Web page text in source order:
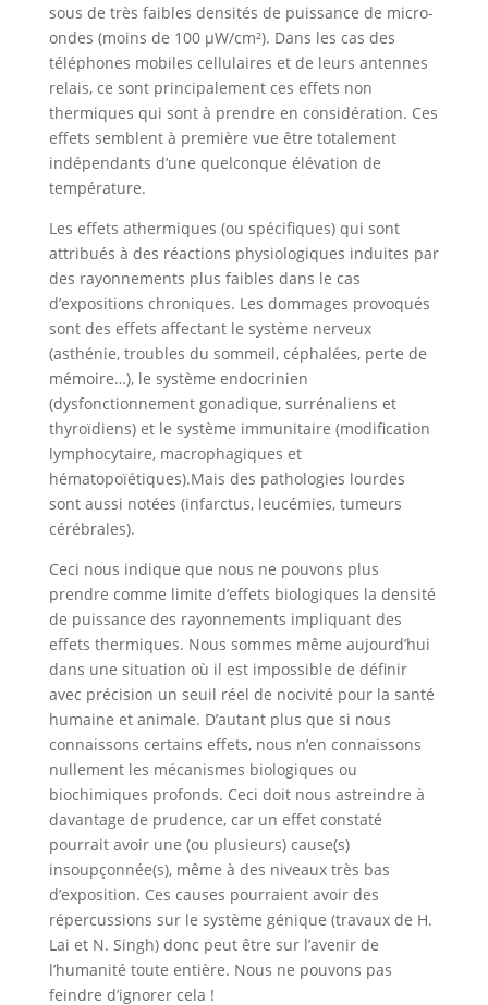
sous de très faibles densités de puissance de micro-
ondes (moins de 100 µW/cm²). Dans les cas des
téléphones mobiles cellulaires et de leurs antennes
relais, ce sont principalement ces effets non
thermiques qui sont à prendre en considération. Ces
effets semblent à première vue être totalement
indépendants d’une quelconque élévation de
température.
Les effets athermiques (ou spécifiques) qui sont
attribués à des réactions physiologiques induites par
des rayonnements plus faibles dans le cas
d’expositions chroniques. Les dommages provoqués
sont des effets affectant le système nerveux
(asthénie, troubles du sommeil, céphalées, perte de
mémoire…), le système endocrinien
(dysfonctionnement gonadique, surrénaliens et
thyroïdiens) et le système immunitaire (modification
lymphocytaire, macrophagiques et
hématopoïétiques).Mais des pathologies lourdes
sont aussi notées (infarctus, leucémies, tumeurs
cérébrales).
Ceci nous indique que nous ne pouvons plus
prendre comme limite d’effets biologiques la densité
de puissance des rayonnements impliquant des
effets thermiques. Nous sommes même aujourd’hui
dans une situation où il est impossible de définir
avec précision un seuil réel de nocivité pour la santé
humaine et animale. D’autant plus que si nous
connaissons certains effets, nous n’en connaissons
nullement les mécanismes biologiques ou
biochimiques profonds. Ceci doit nous astreindre à
davantage de prudence, car un effet constaté
pourrait avoir une (ou plusieurs) cause(s)
insoupçonnée(s), même à des niveaux très bas
d’exposition. Ces causes pourraient avoir des
répercussions sur le système génique (travaux de H.
Lai et N. Singh) donc peut être sur l’avenir de
l’humanité toute entière. Nous ne pouvons pas
feindre d’ignorer cela !